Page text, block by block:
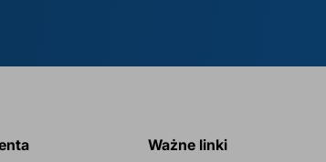
Ważne linki